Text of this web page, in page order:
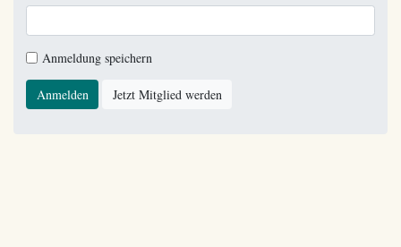
Anmeldung speichern
Anmelden Jetzt Mitglied werden